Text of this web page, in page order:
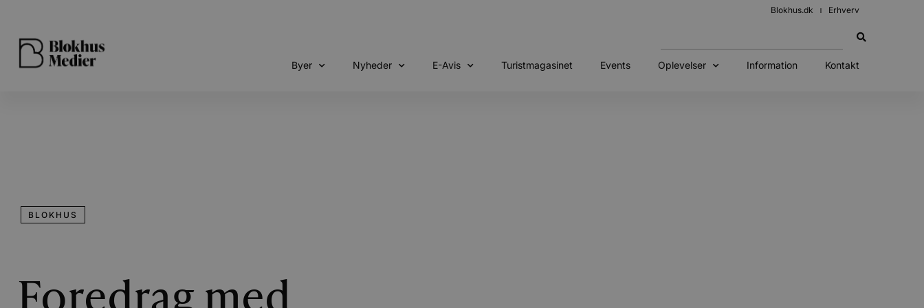
Blokhus.dk Erhverv
Byer Nyheder E-Avis Turistmagasinet Events Oplevelser Information Kontakt
BLOKHUS